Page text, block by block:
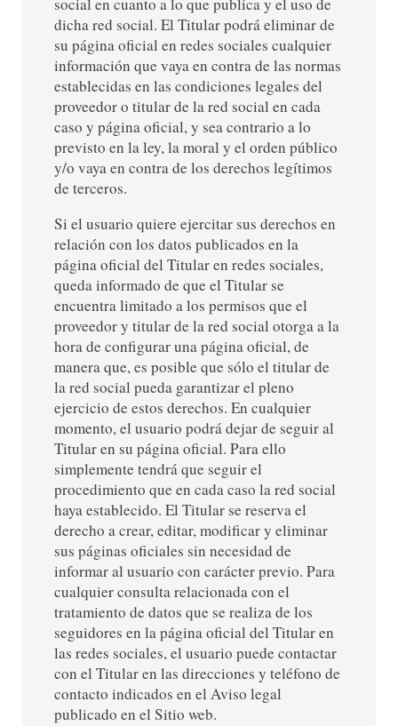
dicha red social. El Titular podrá eliminar de
su página oficial en redes sociales cualquier
información que vaya en contra de las normas
establecidas en las condiciones legales del
proveedor o titular de la red social en cada
caso y página oficial, y sea contrario a lo
previsto en la ley, la moral y el orden público
y/o vaya en contra de los derechos legítimos
de terceros.
Si el usuario quiere ejercitar sus derechos en
relación con los datos publicados en la
página oficial del Titular en redes sociales,
queda informado de que el Titular se
encuentra limitado a los permisos que el
proveedor y titular de la red social otorga a la
hora de configurar una página oficial, de
manera que, es posible que sólo el titular de
la red social pueda garantizar el pleno
ejercicio de estos derechos. En cualquier
momento, el usuario podrá dejar de seguir al
Titular en su página oficial. Para ello
simplemente tendrá que seguir el
procedimiento que en cada caso la red social
haya establecido. El Titular se reserva el
derecho a crear, editar, modificar y eliminar
sus páginas oficiales sin necesidad de
informar al usuario con carácter previo. Para
cualquier consulta relacionada con el
tratamiento de datos que se realiza de los
seguidores en la página oficial del Titular en
las redes sociales, el usuario puede contactar
con el Titular en las direcciones y teléfono de
contacto indicados en el Aviso legal
publicado en el Sitio web.